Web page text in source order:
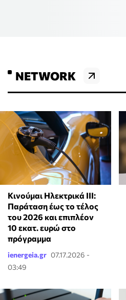
NETWORK
Κινούμαι Ηλεκτρικά ΙΙΙ:
Παράταση έως το τέλος
του 2026 και επιπλέον
10 εκατ. ευρώ στο
πρόγραμμα
ienergeia.gr 07.17.2026 -
03:49